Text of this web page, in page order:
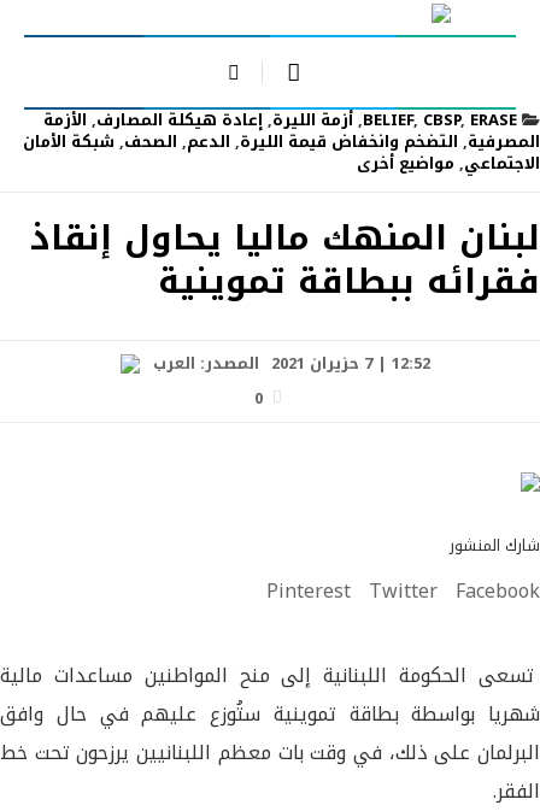
BELIEF,CBSP,ERASE
,أزمة الليرة,إعادة هيكلة المصارف,الأزمة
المصرفية, التضخم وانخفاض قيمة الليرة, الدعم, الصحف, شبكة الأمان
الاجتماعي, مواضيع أخرى
لبنان المنهك ماليا يحاول إنقاذ
فقرائه ببطاقة تموينية
12:52 | 7 حزيران 2021 المصدر: العرب
0
شارك المنشور
Facebook
Twitter
Pinterest
تسعى الحكومة اللبنانية إلى منح المواطنين مساعدات مالية
شهريا بواسطة بطاقة تموينية ستُوزع عليهم في حال وافق
البرلمان على ذلك، في وقت بات معظم اللبنانيين يرزحون تحت خط
الفقر.